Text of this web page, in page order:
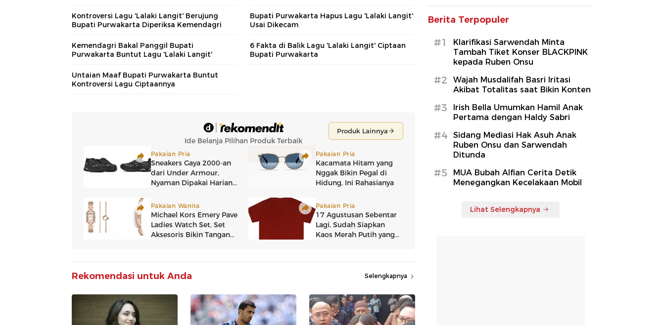
Kontroversi Lagu 'Lalaki Langit' Berujung
Bupati Purwakarta Diperiksa Kemendagri
Bupati Purwakarta Hapus Lagu 'Lalaki Langit'
Usai Dikecam
Kemendagri Bakal Panggil Bupati
Purwakarta Buntut Lagu 'Lalaki Langit'
6 Fakta di Balik Lagu 'Lalaki Langit' Ciptaan
Bupati Purwakarta
Untaian Maaf Bupati Purwakarta Buntut
Kontroversi Lagu Ciptaannya
Rekomendasi untuk Anda Selengkapnya
Berita Terpopuler
#1
Klarifikasi Sarwendah Minta
Tambah Tiket Konser BLACKPINK
kepada Ruben Onsu
#2
Wajah Musdalifah Basri Iritasi
Akibat Totalitas saat Bikin Konten
#3
Irish Bella Umumkan Hamil Anak
Pertama dengan Haldy Sabri
#4
Sidang Mediasi Hak Asuh Anak
Ruben Onsu dan Sarwendah
Ditunda
#5
MUA Bubah Alfian Cerita Detik
Menegangkan Kecelakaan Mobil
Lihat Selengkapnya